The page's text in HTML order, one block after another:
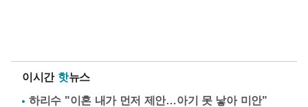
이시간 핫뉴스
하리수 "이혼 내가 먼저 제안…아기 못 낳아 미안"